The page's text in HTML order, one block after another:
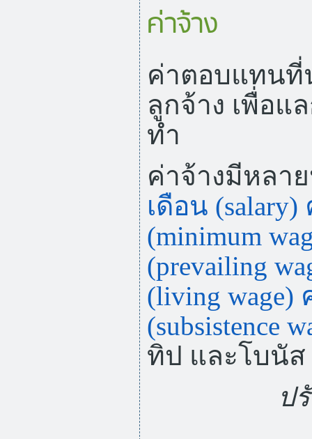
ค่าจ้าง
ค่าตอบแทนที่
ลูกจ้าง เพื่อแ
ทำ
ค่าจ้างมีหลา
เดือน (salary)
(minimum
(prevailing
(living wage)
(subsistence
ทิป และโบนัส
ป